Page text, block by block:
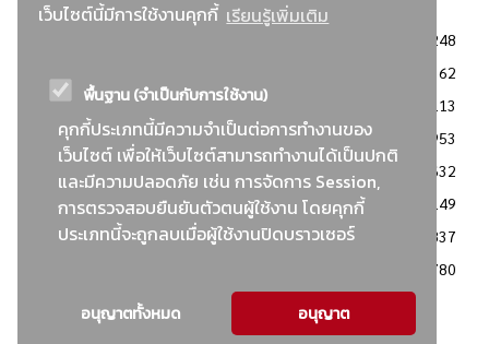
เว็บไซต์นี้มีการใช้งานคุกกี้ เรียนรู้เพิ่มเติม
พื้นฐาน (จำเป็นกับการใช้งาน)
คุกกี้ประเภทนี้มีความจำเป็นต่อการทำงานของ
เว็บไซต์ เพื่อให้เว็บไซต์สามารถทำงานได้เป็นปกติ
และมีความปลอดภัย เช่น การจัดการ Session,
การตรวจสอบยืนยันตัวตนผู้ใช้งาน โดยคุกกี้
ประเภทนี้จะถูกลบเมื่อผู้ใช้งานปิดบราวเซอร์
อนุญาตทั้งหมด อนุญาต
3248
2362
: วิธีเฉพาะเจาะจง
2113
ข่าวสาร/ประกาศ
1953
: เอกสารส่งเสริมความโปร่งใสในการจัดซื้อจัดจ้าง
1632
ข่าวสารจัดซื้อจัดจ้าง
1149
: แผนการจัดซื้อจัดจ้าง
837
780